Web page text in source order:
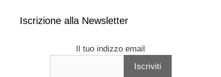
Iscrizione alla Newsletter
Il tuo indizzo email